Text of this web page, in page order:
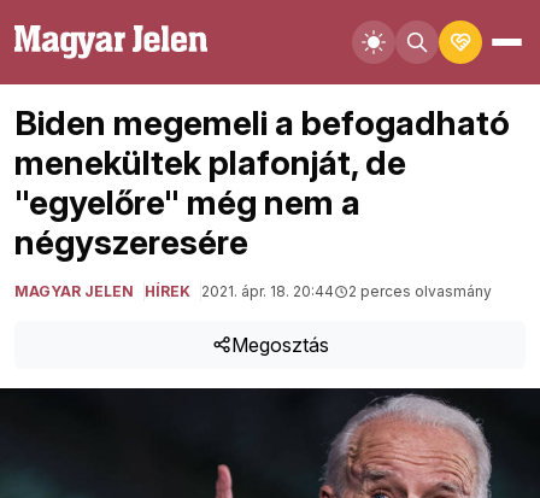
Biden megemeli a befogadható
menekültek plafonját, de
"egyelőre" még nem a
négyszeresére
MAGYAR JELEN HÍREK 2021. ápr. 18. 20:44 2 perces olvasmány
Megosztás